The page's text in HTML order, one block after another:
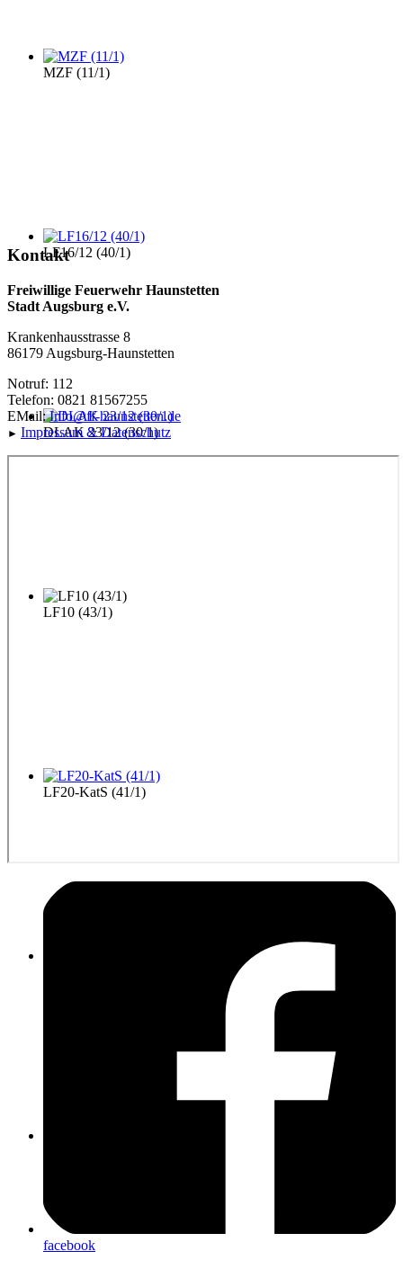
MZF (11/1)
LF16/12 (40/1)
DLAK 23/12 (30/1)
LF10 (43/1)
LF20-KatS (41/1)
Kontakt
Freiwillige Feuerwehr Haunstetten
Stadt Augsburg e.V.
Krankenhausstrasse 8
86179 Augsburg-Haunstetten
Notruf: 112
Telefon: 0821 81567255
EMail:Info@ff-haunstetten.de
► Impressum & Datenschutz
facebook